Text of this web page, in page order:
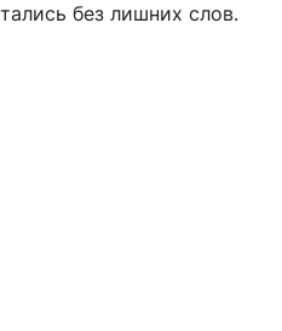
без лишних слов.